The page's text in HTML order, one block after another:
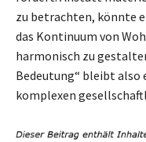
zu betrachten, könnte
das Kontinuum von
harmonisch zu
Bedeutung“ bleibt also
komplexen